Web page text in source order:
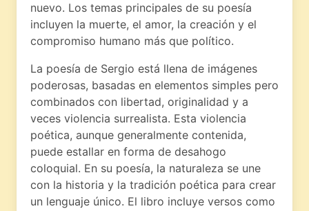
nuevo. Los temas principales de su poesía
incluyen la muerte, el amor, la creación y el
compromiso humano más que político.
La poesía de Sergio está llena de imágenes
poderosas, basadas en elementos simples pero
combinados con libertad, originalidad y a
veces violencia surrealista. Esta violencia
poética, aunque generalmente contenida,
puede estallar en forma de desahogo
coloquial. En su poesía, la naturaleza se une
con la historia y la tradición poética para crear
un lenguaje único. El libro incluye versos como